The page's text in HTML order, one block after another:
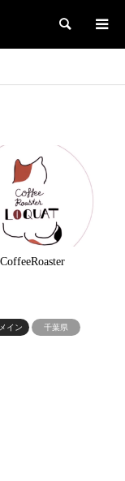
検索
イン
千葉県